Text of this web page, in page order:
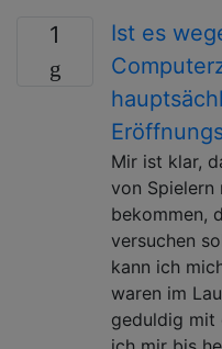
1
Ist es
Mir ist klar,
von Spielern
bekommen,
versuchen
kann ich
waren im
geduldig mit